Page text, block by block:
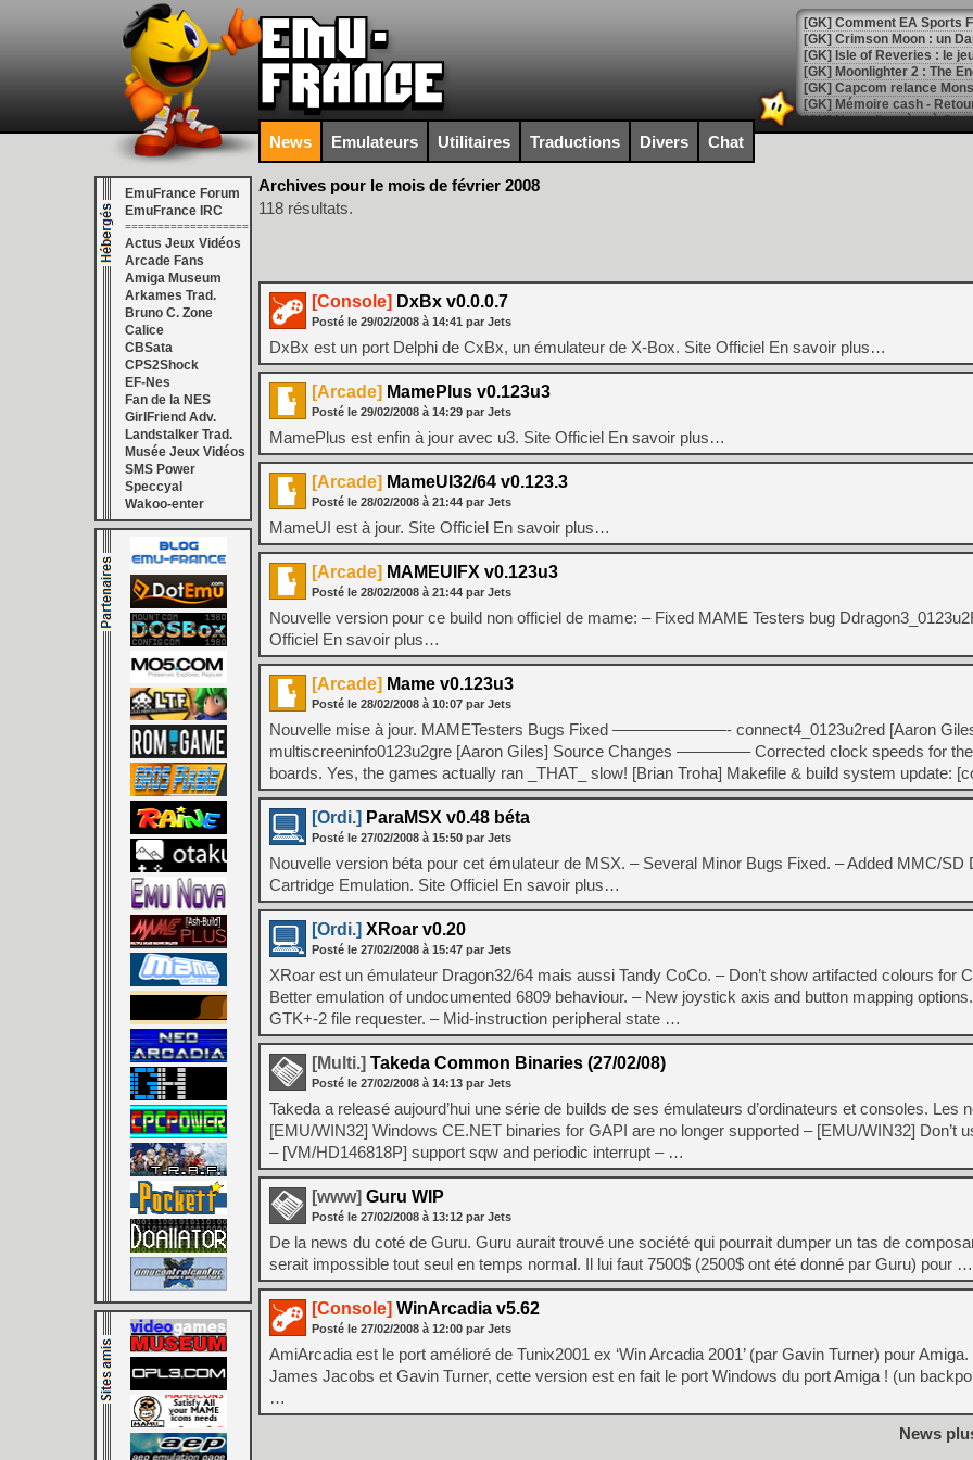
[GK] Comment EA Sports
[GK] Crimson Moon : un
[GK] Isle of Reveries : le
[GK] Moonlighter 2 : The
[GK] Capcom relance
[Mo5] Deux inédits du
[GK] Le beat'em up The
[GK] Endless Legend 2 :
[LS] [PS5] Le WebKit
[GK] Oubliez Crazy Taxi,
[LS] [Switch] NSZ 5.0.0
[GK] No More Room in
[GK] Un chatbot Atelier
[GK] Mémoire cash -
[GK] Nvidia : le prix des
[GK] Suikoden Star Leap
[Mo5] La mini borne
[GK] Le studio de FIFA
[GK] La PlayStation 1 en
[GK] Dawn of War 4 : les
[GK] CloverPit : l'héritier
[GK] Stellar Blade : Blood
[GK] Palworld Online est
[GK] Wuchang 2 : le
[GK] Test : Big Walk est le
[GK] Starsand Island : la
[GK] Dan Houser (GTA)
News Emulateurs Utilitaires Traductions Divers Chat
EmuFrance Forum
EmuFrance IRC
===================
Actus Jeux Vidéos
Arcade Fans
Amiga Museum
Arkames Trad.
Bruno C. Zone
Calice
CBSata
CPS2Shock
EF-Nes
Fan de la NES
GirlFriend Adv.
Landstalker Trad.
Musée Jeux Vidéos
SMS Power
Speccyal
Wakoo-enter
Archives pour le mois de février 2008
118 résultats.
[Console] DxBx v0.0.0.7
Posté le 29/02/2008 à 14:41 par Jets
DxBx est un port Delphi de CxBx, un émulateur de X-Box. Site Officiel En savoir plus…
[Arcade] MamePlus v0.123u3
Posté le 29/02/2008 à 14:29 par Jets
MamePlus est enfin à jour avec u3. Site Officiel En savoir plus…
[Arcade] MameUI32/64 v0.123.3
Posté le 28/02/2008 à 21:44 par Jets
MameUI est à jour. Site Officiel En savoir plus…
[Arcade] MAMEUIFX v0.123u3
Posté le 28/02/2008 à 21:44 par Jets
Nouvelle version pour ce build non officiel de mame: – Fixed MAME Testers bug
Officiel En savoir plus…
[Arcade] Mame v0.123u3
Posté le 28/02/2008 à 10:07 par Jets
Nouvelle mise à jour. MAMETesters Bugs Fixed ———————- connect4_0123u2red [Aaron
multiscreeninfo0123u2gre [Aaron Giles] Source Changes ————– Corrected clock speeds for
boards. Yes, the games actually ran _THAT_ slow! [Brian Troha] Makefile & build system update:
[Ordi.] ParaMSX v0.48 béta
Posté le 27/02/2008 à 15:50 par Jets
Nouvelle version béta pour cet émulateur de MSX. – Several Minor Bugs Fixed. – Added MMC/SD
Cartridge Emulation. Site Officiel En savoir plus…
[Ordi.] XRoar v0.20
Posté le 27/02/2008 à 15:47 par Jets
XRoar est un émulateur Dragon32/64 mais aussi Tandy CoCo. – Don’t show artifacted colours for
Better emulation of undocumented 6809 behaviour. – New joystick axis and button mapping
GTK+-2 file requester. – Mid-instruction peripheral state …
[Multi.] Takeda Common Binaries (27/02/08)
Posté le 27/02/2008 à 14:13 par Jets
Takeda a releasé aujourd’hui une série de builds de ses émulateurs d’ordinateurs et consoles. Les
[EMU/WIN32] Windows CE.NET binaries for GAPI are no longer supported – [EMU/WIN32] Don’t
– [VM/HD146818P] support sqw and periodic interrupt – …
[www] Guru WIP
Posté le 27/02/2008 à 13:12 par Jets
De la news du coté de Guru. Guru aurait trouvé une société qui pourrait dumper un tas de
serait impossible tout seul en temps normal. Il lui faut 7500$ (2500$ ont été donné par Guru) pour …
[Console] WinArcadia v5.62
Posté le 27/02/2008 à 12:00 par Jets
AmiArcadia est le port amélioré de Tunix2001 ex ‘Win Arcadia 2001’ (par Gavin Turner) pour
James Jacobs et Gavin Turner, cette version est en fait le port Windows du port Amiga ! (un
…
News